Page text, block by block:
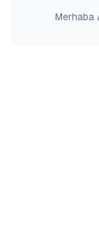
Merhaba